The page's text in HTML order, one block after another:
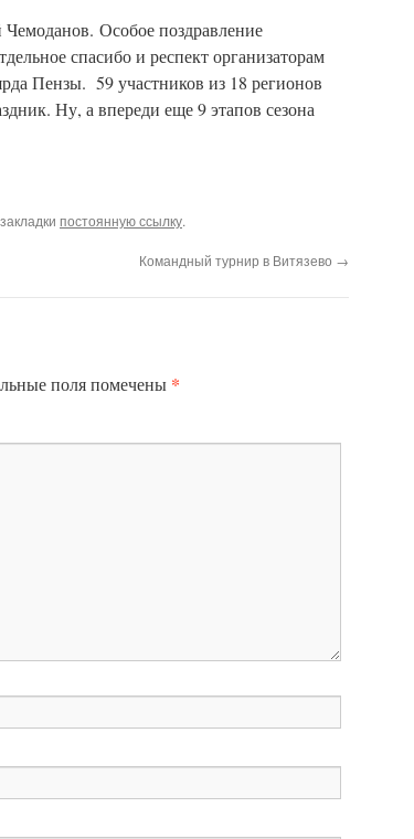
Особое поздравление
спасибо и респект организаторам
Пензы. 59 участников из 18 регионов
Ну, а впереди еще 9 этапов сезона
постоянную ссылку.
Командный турнир в Витязево →
поля помечены *